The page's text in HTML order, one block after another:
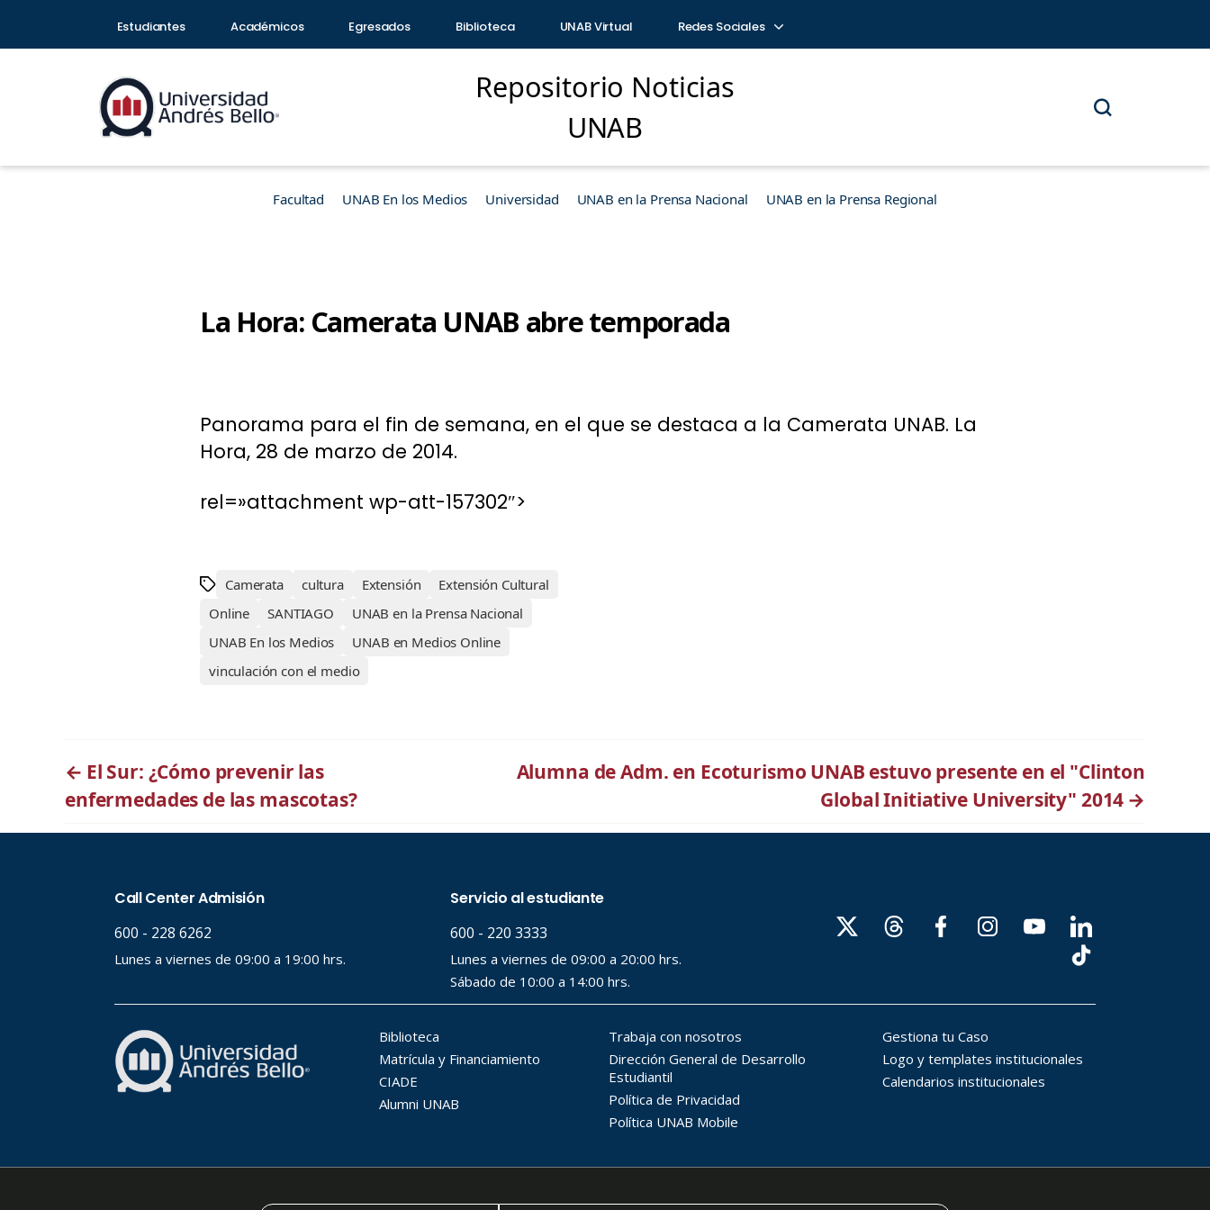
Estudiantes Académicos Egresados Biblioteca UNAB Virtual Redes Sociales
Repositorio Noticias
UNAB
Facultad UNAB En los Medios Universidad UNAB en la Prensa Nacional UNAB en la Prensa Regional
La Hora: Camerata UNAB abre temporada
Panorama para el fin de semana, en el que se destaca a la Camerata UNAB. La
Hora, 28 de marzo de 2014.
rel=»attachment wp-att-157302″>
Camerata cultura Extensión
Extensión Cultural
Online
SANTIAGO
UNAB en la Prensa Nacional
UNAB En los Medios
UNAB en Medios Online
vinculación con el medio
← El Sur: ¿Cómo prevenir las
enfermedades de las mascotas?
Alumna de Adm. en Ecoturismo UNAB estuvo presente en el "Clinton
Global Initiative University" 2014 →